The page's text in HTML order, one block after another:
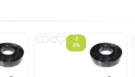
-1
0%